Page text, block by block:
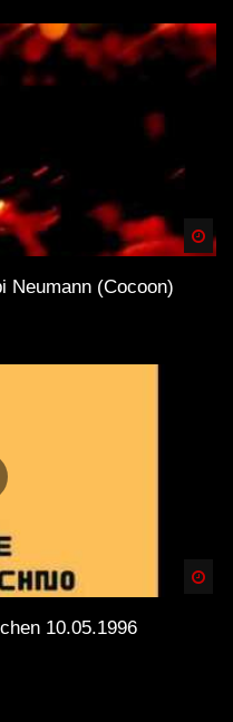
Neumann (Cocoon)
10.05.1996